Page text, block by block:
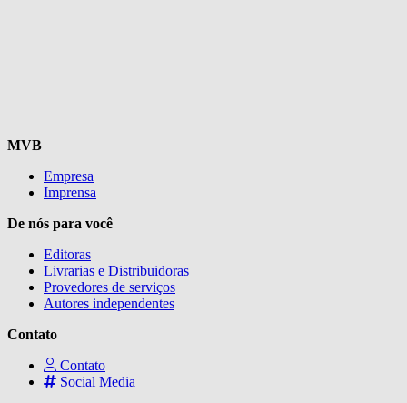
MVB
Empresa
Imprensa
De nós para você
Editoras
Livrarias e Distribuidoras
Provedores de serviços
Autores independentes
Contato
Contato
Social Media